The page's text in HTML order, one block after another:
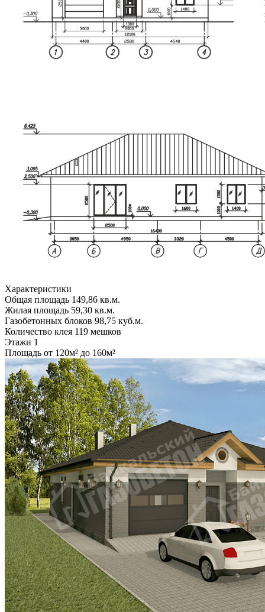
Характеристики
Общая площадь 149,86 кв.м.
Жилая площадь 59,30 кв.м.
Газобетонных блоков 98,75 куб.м.
Количество клея 119 мешков
Этажи 1
Площадь от 120м² до 160м²